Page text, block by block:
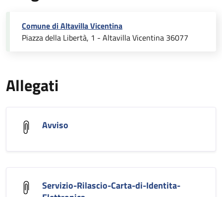
Comune di Altavilla Vicentina
Piazza della Libertà, 1 - Altavilla Vicentina 36077
Allegati
Avviso
Servizio-Rilascio-Carta-di-Identita-